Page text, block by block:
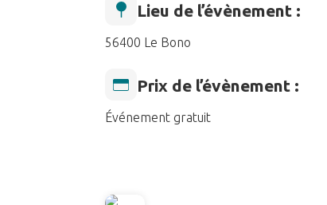
Lieu de l’évènement :
56400 Le Bono
Prix de l’évènement :
Événement gratuit